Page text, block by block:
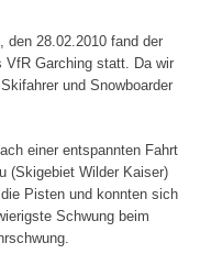
den 28.02.2010 fand der
VfR Garching statt. Da wir
und Snowboarder
einer entspannten Fahrt
(Skigebiet Wilder Kaiser)
Pisten und konnten sich
Schwung beim